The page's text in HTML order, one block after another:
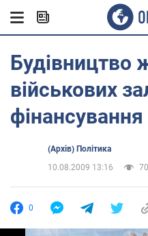
Будівництво
військових
фінансування
(Архів) Політика
10.08.2009 13:16
0